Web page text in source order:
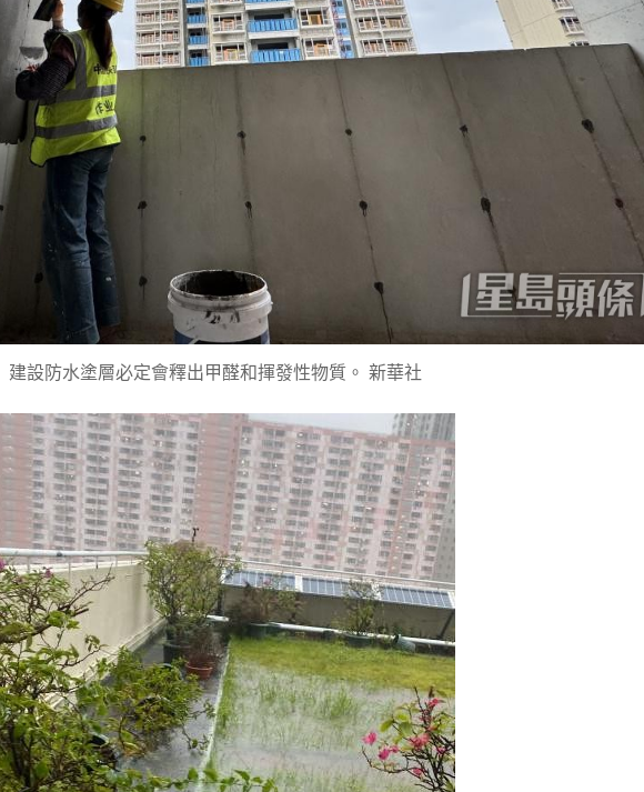
建設防水塗層必定會釋出甲醛和揮發性物質。 新華社